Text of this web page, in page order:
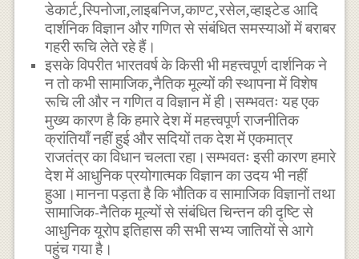
डेकार्ट,स्पिनोजा,लाइबनिज,काण्ट,रसेल,व्हाइटेड आदि
दार्शनिक विज्ञान और गणित से संबंधित समस्याओं में बराबर
गहरी रूचि लेते रहे हैं।
इसके विपरीत भारतवर्ष के किसी भी महत्त्वपूर्ण दार्शनिक ने
न तो कभी सामाजिक,नैतिक मूल्यों की स्थापना में विशेष
रूचि ली और न गणित व विज्ञान में ही।सम्भवतः यह एक
मुख्य कारण है कि हमारे देश में महत्त्वपूर्ण राजनीतिक
क्रांतियाँ नहीं हुई और सदियों तक देश में एकमात्र
राजतंत्र का विधान चलता रहा।सम्भवतः इसी कारण हमारे
देश में आधुनिक प्रयोगात्मक विज्ञान का उदय भी नहीं
हुआ।मानना पड़ता है कि भौतिक व सामाजिक विज्ञानों तथा
सामाजिक-नैतिक मूल्यों से संबंधित चिन्तन की दृष्टि से
आधुनिक यूरोप इतिहास की सभी सभ्य जातियों से आगे
पहुंच गया है।